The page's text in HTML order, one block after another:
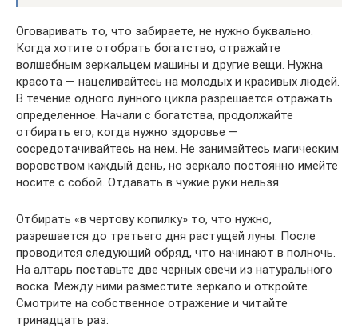
Оговаривать то, что забираете, не нужно буквально.
Когда хотите отобрать богатство, отражайте
волшебным зеркальцем машины и другие вещи. Нужна
красота — нацеливайтесь на молодых и красивых людей.
В течение одного лунного цикла разрешается отражать
определенное. Начали с богатства, продолжайте
отбирать его, когда нужно здоровье —
сосредотачивайтесь на нем. Не занимайтесь магическим
воровством каждый день, но зеркало постоянно имейте
носите с собой. Отдавать в чужие руки нельзя.
Отбирать «в чертову копилку» то, что нужно,
разрешается до третьего дня растущей луны. После
проводится следующий обряд, что начинают в полночь.
На алтарь поставьте две черных свечи из натурального
воска. Между ними разместите зеркало и откройте.
Смотрите на собственное отражение и читайте
тринадцать раз: